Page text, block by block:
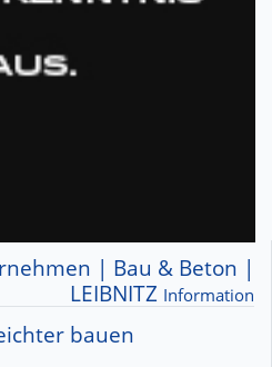
| Bau & Beton |
LEIBNITZ Information
bauen